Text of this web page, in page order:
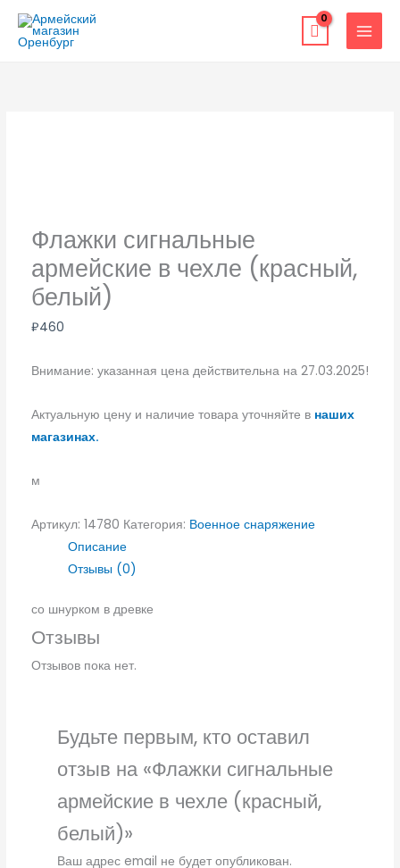
Перейти
содержимому
Флажки сигнальные
армейские в чехле (красный,
белый)
₽460
Внимание: указанная цена действительна на 27.03.2025!
Актуальную цену и наличие товара уточняйте в наших
магазинах.
м
Артикул: 14780 Категория: Военное снаряжение
Описание
Отзывы (0)
со шнурком в древке
Отзывы
Отзывов пока нет.
Будьте первым, кто оставил
отзыв на «Флажки сигнальные
армейские в чехле (красный,
белый)»
Ваш адрес email не будет опубликован.